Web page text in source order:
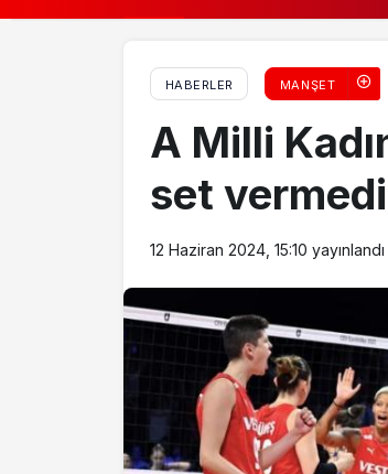
HABERLER MANŞET
A Milli
set vermedi
12 Haziran 2024, 15:10 yayınlandı